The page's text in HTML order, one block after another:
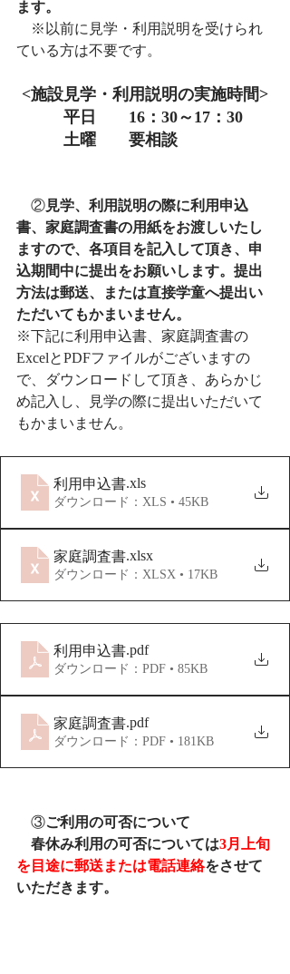
ます。
※以前に見学・利用説明を受けられ
ている方は不要です。
<施設見学・利用説明の実施時間>
平日　　16：30～17：30
土曜　　要相談
②見学、利用説明の際に利用申込
書、家庭調査書の用紙をお渡しいたし
ますので、各項目を記入して頂き、申
込期間中に提出をお願いします。提出
方法は郵送、または直接学童へ提出い
ただいてもかまいません。
※下記に利用申込書、家庭調査書の
ExcelとPDFファイルがございますの
で、ダウンロードして頂き、あらかじ
め記入し、見学の際に提出いただいて
もかまいません。
利用申込書.xls
ダウンロード：XLS • 45KB
家庭調査書.xlsx
ダウンロード：XLSX • 17KB
利用申込書.pdf
ダウンロード：PDF • 85KB
家庭調査書.pdf
ダウンロード：PDF • 181KB
③ご利用の可否について
春休み利用の可否については3月上旬
を目途に郵送または電話連絡をさせて
いただきます。